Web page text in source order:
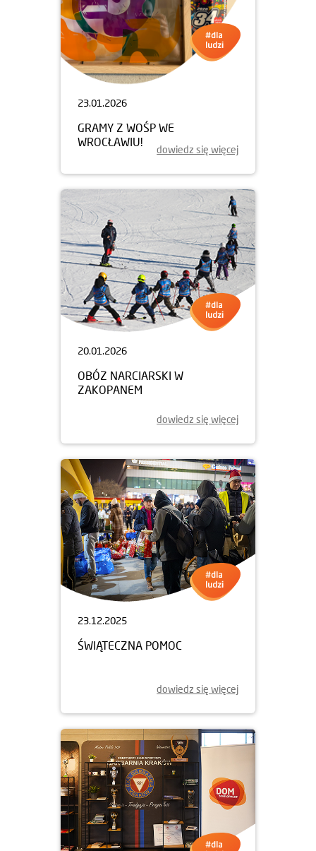
23.01.2026
GRAMY Z WOŚP WE
WROCŁAWIU!
dowiedz się więcej
20.01.2026
OBÓZ NARCIARSKI W
ZAKOPANEM
dowiedz się więcej
23.12.2025
ŚWIĄTECZNA POMOC
dowiedz się więcej